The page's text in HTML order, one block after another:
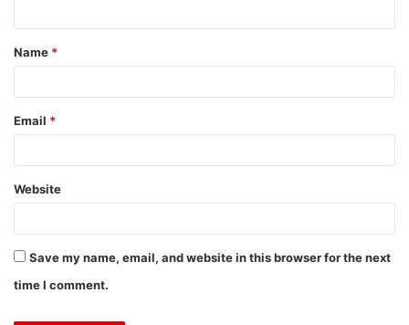
t
*
Name *
Email *
Website
Save my name, email, and website in this browser for the next
time I comment.